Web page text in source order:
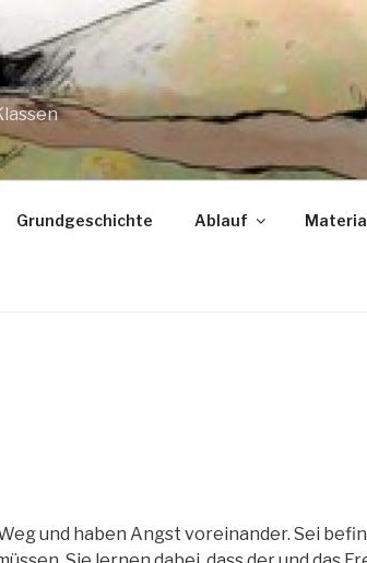
Grundgeschichte Ablauf
und haben Angst voreinander. Sei